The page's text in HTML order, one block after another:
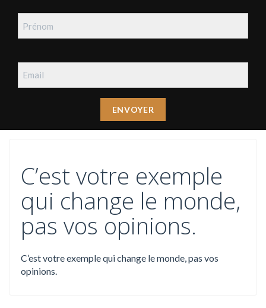
C’est votre exemple
qui change le monde,
pas vos opinions.
C’est votre exemple qui change le monde, pas vos
opinions.